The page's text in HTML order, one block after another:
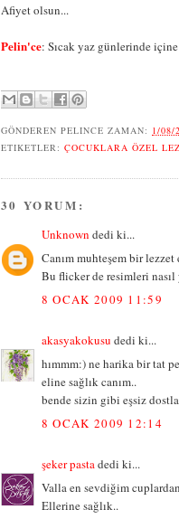
Afiyet olsun...
Pelin'ce: Sıcak yaz günlerinde
GÖNDEREN PELINCE ZAMAN: 1/08/
ETIKETLER: ÇOCUKLARA ÖZEL
30 YORUM:
Unknown dedi ki...
Canım muhteşem bir
Bu flicker de resimleri nasıl
8 OCAK 2009 11:59
akasyakokusu dedi ki...
hımmm:) ne harika bir tat
eline sağlık canım..
bende sizin gibi eşsiz
8 OCAK 2009 12:14
şeker pasta dedi ki...
Valla en sevdiğim
Ellerine sağlık..